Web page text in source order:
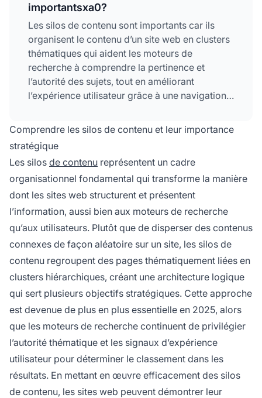
importantsxa0?
Les silos de contenu sont importants car ils
organisent le contenu d’un site web en clusters
thématiques qui aident les moteurs de
recherche à comprendre la pertinence et
l’autorité des sujets, tout en améliorant
l’expérience utilisateur grâce à une navigation
les performances SEO, augmente l’efficacité du
maillage interne et guide les utilisateurs dans
leur parcours d’achat plus efficacement qu’une
approche de contenu dispersée.
Comprendre les silos de contenu et leur importance
stratégique
Les silos de contenu représentent un cadre
organisationnel fondamental qui transforme la manière
dont les sites web structurent et présentent
l’information, aussi bien aux moteurs de recherche
qu’aux utilisateurs. Plutôt que de disperser des contenus
connexes de façon aléatoire sur un site, les silos de
contenu regroupent des pages thématiquement liées en
clusters hiérarchiques, créant une architecture logique
qui sert plusieurs objectifs stratégiques. Cette approche
est devenue de plus en plus essentielle en 2025, alors
que les moteurs de recherche continuent de privilégier
l’autorité thématique et les signaux d’expérience
utilisateur pour déterminer le classement dans les
résultats. En mettant en œuvre efficacement des silos
de contenu, les sites web peuvent démontrer leur